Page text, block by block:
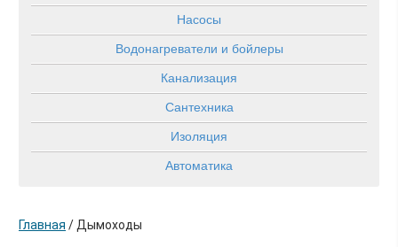
Насосы
Водонагреватели и бойлеры
Канализация
Сантехника
Изоляция
Автоматика
Главная /Дымоходы